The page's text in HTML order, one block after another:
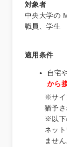
対象者
中央大学の
職員、学生
適用条件
自宅
から
※サイ
猶予さ
※以下
ネッ
ません